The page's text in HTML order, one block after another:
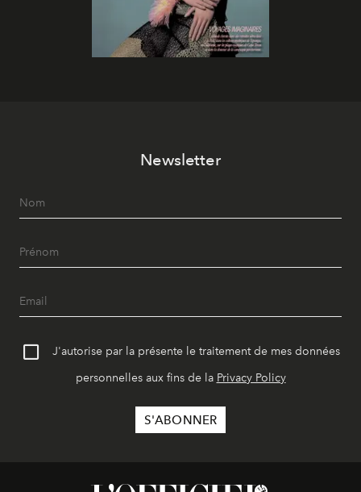
Newsletter
J'autorise par la présente le traitement de mes données
personnelles aux fins de la Privacy Policy